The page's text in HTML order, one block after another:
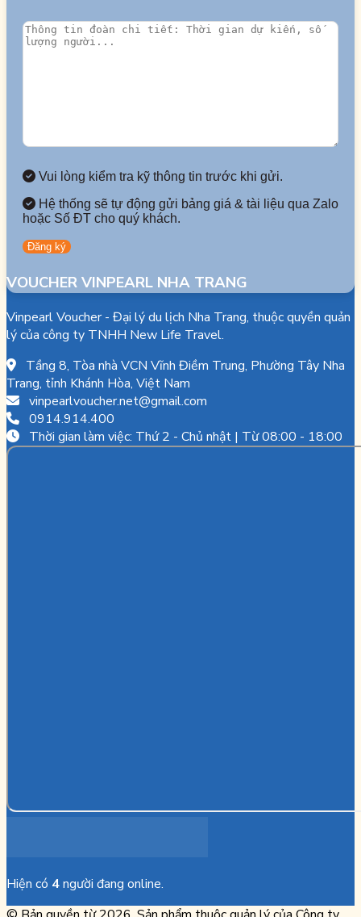
Vui lòng kiểm tra kỹ thông tin trước khi gửi.
Hệ thống sẽ tự động gửi bảng giá & tài liệu qua Zalo
hoặc Số ĐT cho quý khách.
VOUCHER VINPEARL NHA TRANG
Vinpearl Voucher - Đại lý du lịch Nha Trang, thuộc quyền quản
lý của công ty TNHH New Life Travel.
Tầng 8, Tòa nhà VCN Vĩnh Điềm Trung, Phường Tây Nha
Trang, tỉnh Khánh Hòa, Việt Nam
vinpearlvoucher.net@gmail.com
0914.914.400
Thời gian làm việc: Thứ 2 - Chủ nhật | Từ 08:00 - 18:00
Hiện có 4người đang online.